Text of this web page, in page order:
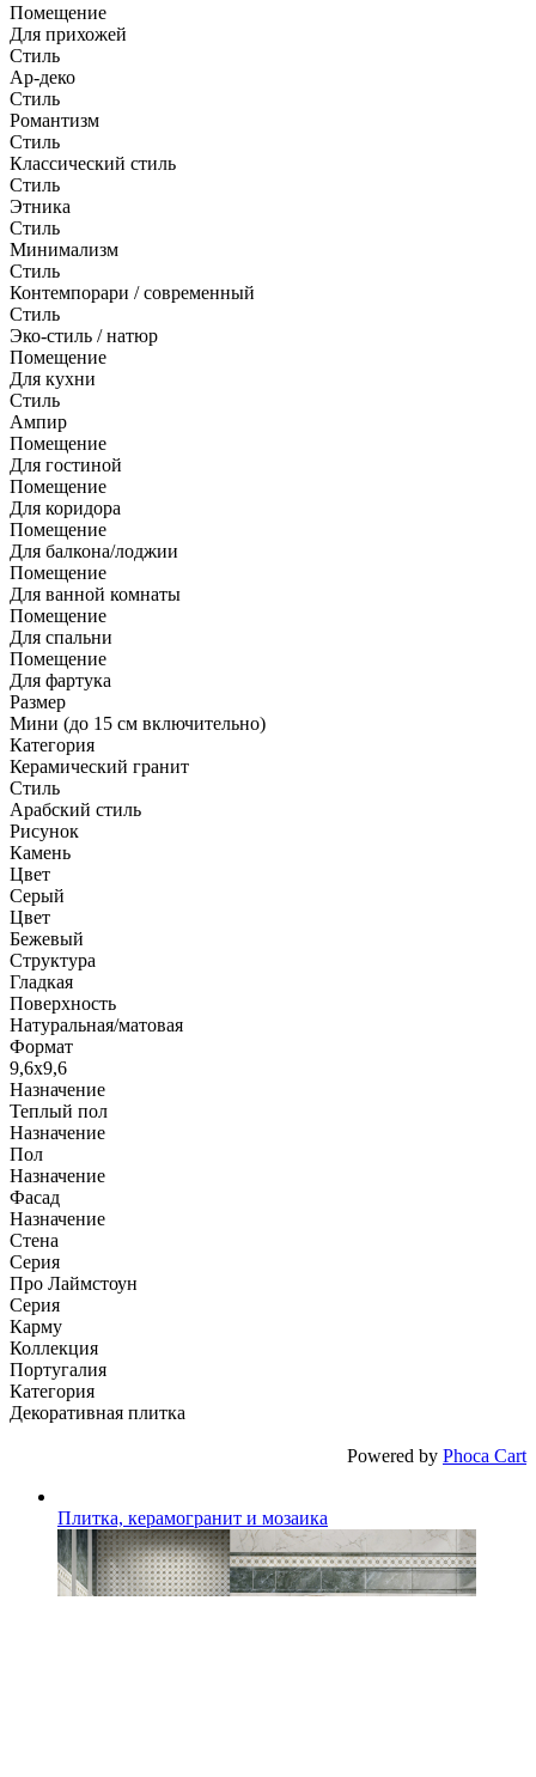
Помещение
Для прихожей
Стиль
Ар-деко
Стиль
Романтизм
Стиль
Классический стиль
Стиль
Этника
Стиль
Минимализм
Стиль
Контемпорари / современный
Стиль
Эко-стиль / натюр
Помещение
Для кухни
Стиль
Ампир
Помещение
Для гостиной
Помещение
Для коридора
Помещение
Для балкона/лоджии
Помещение
Для ванной комнаты
Помещение
Для спальни
Помещение
Для фартука
Размер
Мини (до 15 см включительно)
Категория
Керамический гранит
Стиль
Арабский стиль
Рисунок
Камень
Цвет
Серый
Цвет
Бежевый
Структура
Гладкая
Поверхность
Натуральная/матовая
Формат
9,6x9,6
Назначение
Теплый пол
Назначение
Пол
Назначение
Фасад
Назначение
Стена
Серия
Про Лаймстоун
Серия
Карму
Коллекция
Португалия
Категория
Декоративная плитка
Powered by Phoca Cart
Плитка, керамогранит и мозаика